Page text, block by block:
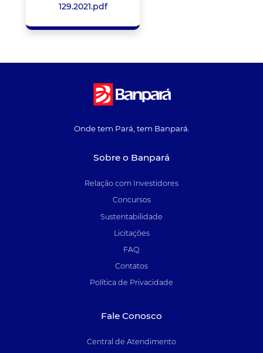
129.2021.pdf
Onde tem Pará, tem Banpará.
Sobre o Banpará
Relação com Investidores
Concursos
Sustentabilidade
Licitações
FAQ
Contatos
Política de Privacidade
Fale Conosco
Central de Atendimento